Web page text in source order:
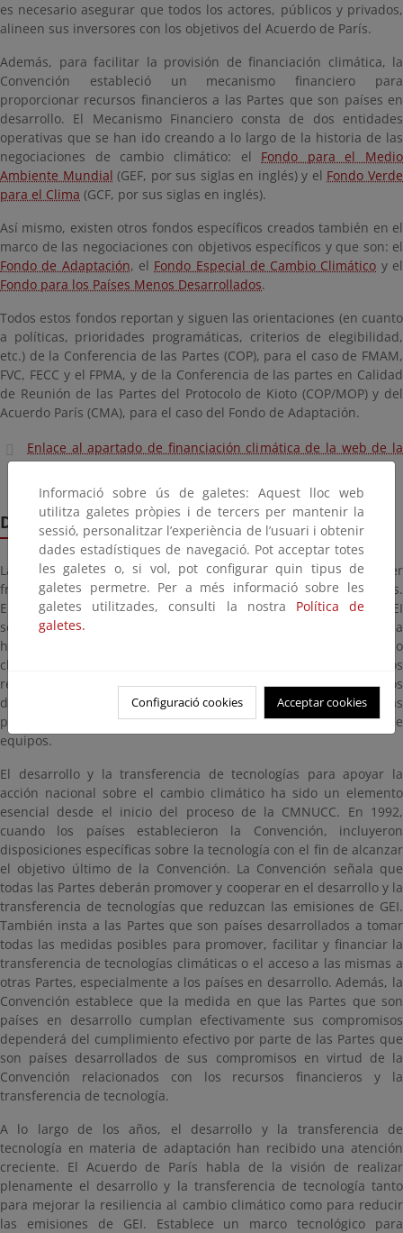
es necesario asegurar que todos los actores, públicos y privados,
alineen sus inversores con los objetivos del Acuerdo de París.
Además, para facilitar la provisión de financiación climática, la
Convención estableció un mecanismo financiero para
proporcionar recursos financieros a las Partes que son países en
desarrollo. El Mecanismo Financiero consta de dos entidades
operativas que se han ido creando a lo largo de la historia de las
negociaciones de cambio climático: el Fondo para el Medio
Ambiente Mundial (GEF, por sus siglas en inglés) y el Fondo Verde
para el Clima (GCF, por sus siglas en inglés).
Así mismo, existen otros fondos específicos creados también en el
marco de las negociaciones con objetivos específicos y que son: el
Fondo de Adaptación, el Fondo Especial de Cambio Climático y el
Fondo para los Países Menos Desarrollados.
Todos estos fondos reportan y siguen las orientaciones (en cuanto
a políticas, prioridades programáticas, criterios de elegibilidad,
etc.) de la Conferencia de las Partes (COP), para el caso de FMAM,
FVC, FECC y el FPMA, y de la Conferencia de las partes en Calidad
de Reunión de las Partes del Protocolo de Kioto (COP/MOP) y del
Acuerdo París (CMA), para el caso del Fondo de Adaptación.
Enlace al apartado de financiación climática de la web de la
Desarrollo y transferencia de tecnología
Las tecnologías climáticas son aquellas que utilizamos para hacer
frente al cambio climático se conocen como tecnologías climáticas.
Entre las tecnologías climáticas que nos ayudan a reducir los GEI
se encuentran las energías renovables, como la eólica, la solar y la
hidroeléctrica. Para adaptarnos a los efectos adversos del cambio
climático, utilizamos tecnologías climáticas como los cultivos
resistentes a la sequía, los sistemas de alerta temprana y los
diques. También hay tecnologías climáticas "blandas", como las
prácticas de eficiencia energética o la formación para el uso de
equipos.
El desarrollo y la transferencia de tecnologías para apoyar la
acción nacional sobre el cambio climático ha sido un elemento
esencial desde el inicio del proceso de la CMNUCC. En 1992,
cuando los países establecieron la Convención, incluyeron
disposiciones específicas sobre la tecnología con el fin de alcanzar
el objetivo último de la Convención. La Convención señala que
todas las Partes deberán promover y cooperar en el desarrollo y la
transferencia de tecnologías que reduzcan las emisiones de GEI.
También insta a las Partes que son países desarrollados a tomar
todas las medidas posibles para promover, facilitar y financiar la
transferencia de tecnologías climáticas o el acceso a las mismas a
otras Partes, especialmente a los países en desarrollo. Además, la
Convención establece que la medida en que las Partes que son
países en desarrollo cumplan efectivamente sus compromisos
dependerá del cumplimiento efectivo por parte de las Partes que
son países desarrollados de sus compromisos en virtud de la
Convención relacionados con los recursos financieros y la
transferencia de tecnología.
A lo largo de los años, el desarrollo y la transferencia de
tecnología en materia de adaptación han recibido una atención
creciente. El Acuerdo de París habla de la visión de realizar
plenamente el desarrollo y la transferencia de tecnología tanto
para mejorar la resiliencia al cambio climático como para reducir
las emisiones de GEI. Establece un marco tecnológico para
Informació sobre ús de galetes: Aquest lloc web
utilitza galetes pròpies i de tercers per mantenir la
sessió, personalitzar l’experiència de l’usuari i obtenir
dades estadístiques de navegació. Pot acceptar totes
les galetes o, si vol, pot configurar quin tipus de
galetes permetre. Per a més informació sobre les
galetes utilitzades, consulti la nostra Política de
galetes.
Configuració cookies Acceptar cookies